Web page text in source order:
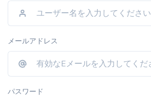
メールアドレス
パスワード